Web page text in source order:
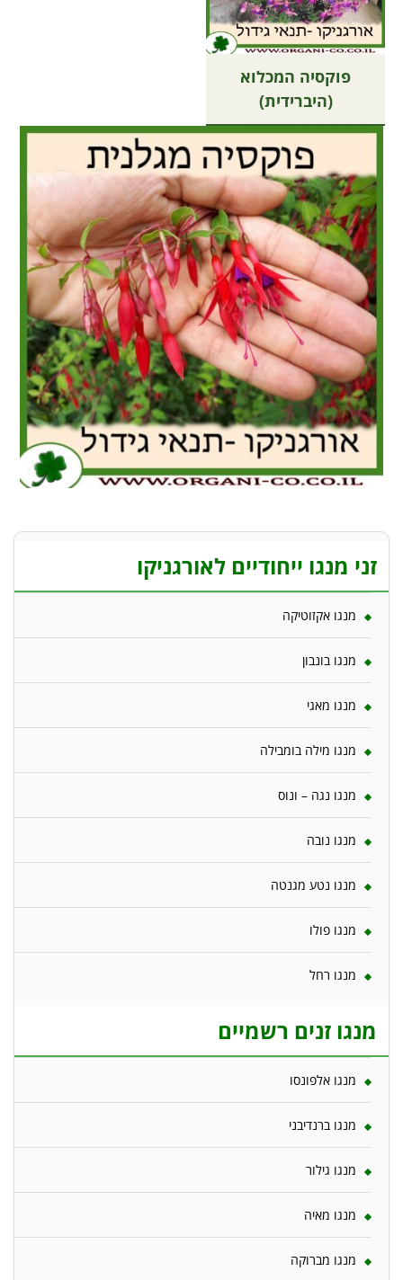
פוקסיה המכלוא
(היברידית)
זני מנגו ייחודיים לאורגניקו
מנגו אקזוטיקה
מנגו בונבון
מנגו מאגי
מנגו מילה בומבילה
מנגו נגה – ונוס
מנגו נובה
מנגו נטע מגנטה
מנגו פולו
מנגו רחל
מנגו זנים רשמיים
מנגו אלפונסו
מנגו ברנדיבני
מנגו גילור
מנגו מאיה
מנגו מברוקה